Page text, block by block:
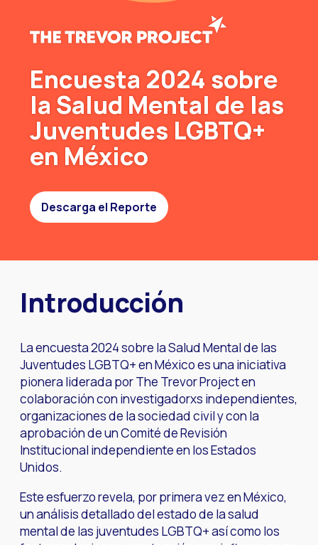
Encuesta 2024 sobre
la Salud Mental de las
Juventudes LGBTQ+
en México
Descarga el Reporte
Introducción
La encuesta 2024 sobre la Salud Mental de las
Juventudes LGBTQ+ en México es una iniciativa
pionera liderada por The Trevor Project en
colaboración con investigadorxs independientes,
organizaciones de la sociedad civil y con la
aprobación de un Comité de Revisión
Institucional independiente en los Estados
Unidos.
Este esfuerzo revela, por primera vez en México,
un análisis detallado del estado de la salud
mental de las juventudes LGBTQ+ así como los